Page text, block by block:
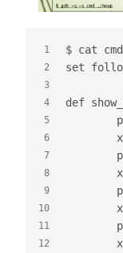
1
2
3
4
5
6
7
8
9
10
11
12
$ cat cmd
set
def